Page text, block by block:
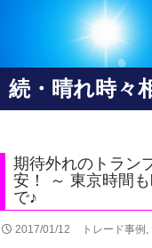
続・晴れ時々
検
索
コ
ン
ツ
へ
移
動
期待外れのトラン
安！ ～ 東京時間
で♪
2017/01/12 トレード事例 ,